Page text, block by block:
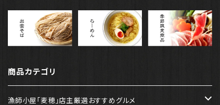
商品カテゴリ
漁師小屋「麦穂」店主厳選おすすめグルメ